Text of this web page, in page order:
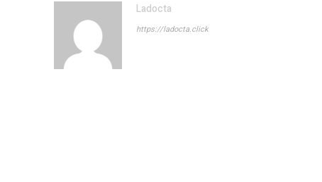
Ladocta
https://ladocta.click